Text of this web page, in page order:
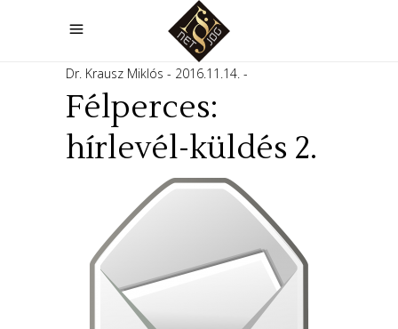
Dr. Krausz Miklós 2016.11.14.
Félperces:
hírlevél-küldés 2.